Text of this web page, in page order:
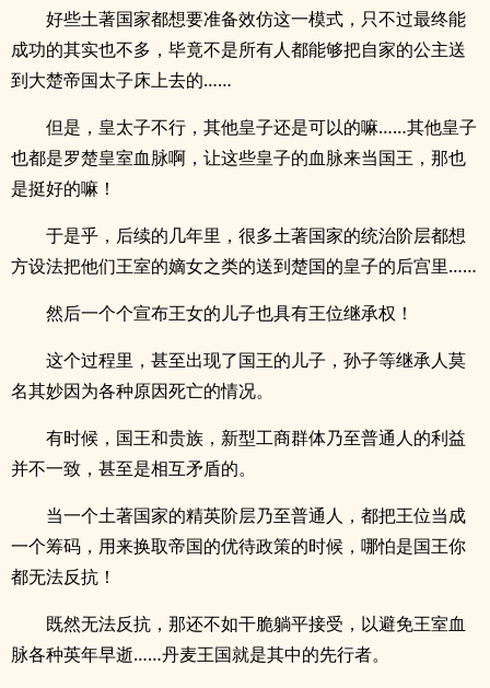
好些土著国家都想要准备效仿这一模式，只不过最终能
成功的其实也不多，毕竟不是所有人都能够把自家的公主送
到大楚帝国太子床上去的……
但是，皇太子不行，其他皇子还是可以的嘛……其他皇子
也都是罗楚皇室血脉啊，让这些皇子的血脉来当国王，那也
是挺好的嘛！
于是乎，后续的几年里，很多土著国家的统治阶层都想
方设法把他们王室的嫡女之类的送到楚国的皇子的后宫里……
然后一个个宣布王女的儿子也具有王位继承权！
这个过程里，甚至出现了国王的儿子，孙子等继承人莫
名其妙因为各种原因死亡的情况。
有时候，国王和贵族，新型工商群体乃至普通人的利益
并不一致，甚至是相互矛盾的。
当一个土著国家的精英阶层乃至普通人，都把王位当成
一个筹码，用来换取帝国的优待政策的时候，哪怕是国王你
都无法反抗！
既然无法反抗，那还不如干脆躺平接受，以避免王室血
脉各种英年早逝……丹麦王国就是其中的先行者。